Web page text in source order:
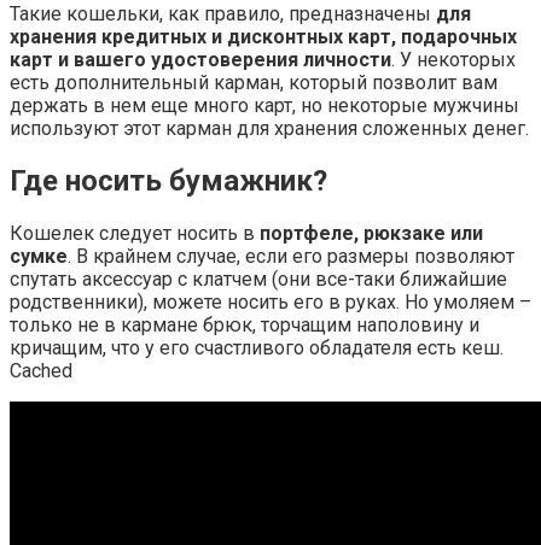
Такие кошельки, как правило, предназначены для
хранения кредитных и дисконтных карт, подарочных
карт и вашего удостоверения личности. У некоторых
есть дополнительный карман, который позволит вам
держать в нем еще много карт, но некоторые мужчины
используют этот карман для хранения сложенных денег.
Где носить бумажник?
Кошелек следует носить в портфеле, рюкзаке или
сумке. В крайнем случае, если его размеры позволяют
спутать аксессуар с клатчем (они все-таки ближайшие
родственники), можете носить его в руках. Но умоляем –
только не в кармане брюк, торчащим наполовину и
кричащим, что у его счастливого обладателя есть кеш.
Cached